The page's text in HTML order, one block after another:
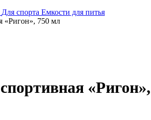
Для спорта Емкости для питья
«Ригон», 750 мл